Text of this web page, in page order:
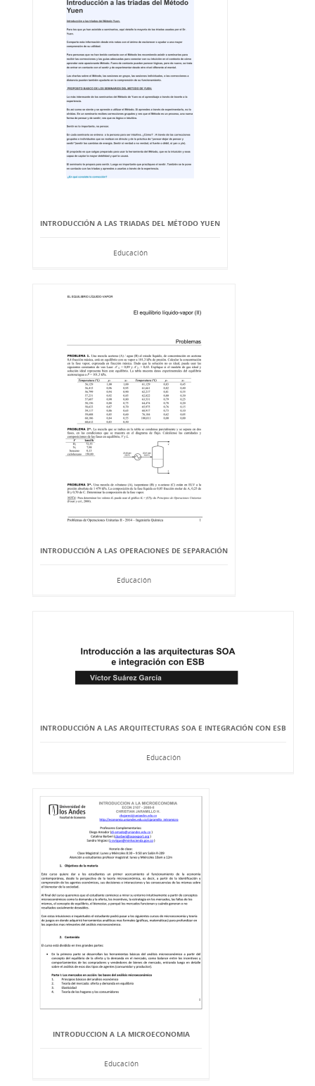
INTRODUCCIÓN A LAS TRIADAS DEL MÉTODO YUEN
Educación
INTRODUCCIÓN A LAS OPERACIONES DE SEPARACIÓN
Educación
INTRODUCCIÓN A LAS ARQUITECTURAS SOA E INTEGRACIÓN CON ESB
Educación
INTRODUCCION A LA MICROECONOMIA
Educación